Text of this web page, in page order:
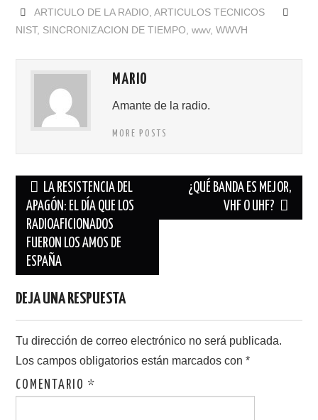
ARTICULO DE LA RADIO, ARTICULOS TECNICOS
NIST, SINCRONIZACION DE TIEMPO,wwv,WWVH
MARIO
Amante de la radio.
MORE POSTS
Navegación
de
entradas
LA RESISTENCIA DEL
APAGÓN: EL DÍA QUE LOS
RADIOAFICIONADOS
FUERON LOS AMOS DE
ESPAÑA
¿QUÉ BANDA ES MEJOR,
VHF O UHF?
DEJA UNA RESPUESTA
Tu dirección de correo electrónico no será publicada.
Los campos obligatorios están marcados con*
COMENTARIO*